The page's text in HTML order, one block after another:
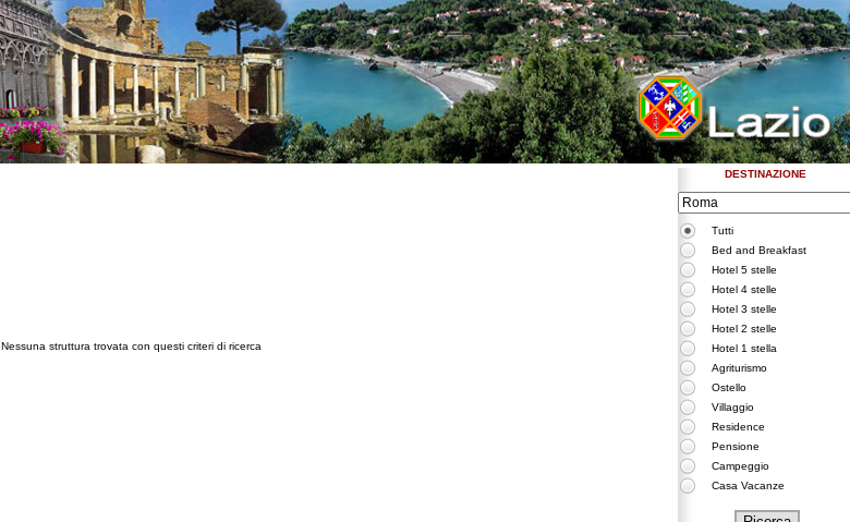
DESTINAZIONE
Tutti
Bed and Breakfast
Hotel 5 stelle
Hotel 4 stelle
Hotel 3 stelle
Hotel 2 stelle
Hotel 1 stella
Agriturismo
Ostello
Villaggio
Residence
Pensione
Campeggio
Casa Vacanze
Nessuna struttura trovata con questi criteri di ricerca